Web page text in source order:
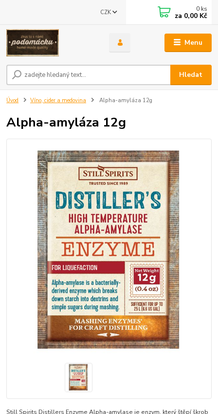
Menu
CZK
Hledat
0 ks
za 0,00 Kč
Úvod Víno, cider a medovina Alpha-amyláza 12g
Alpha-amyláza 12g
Still Spirits Distillers Enzyme Alpha-amylase je enzym, který štěpí škrob